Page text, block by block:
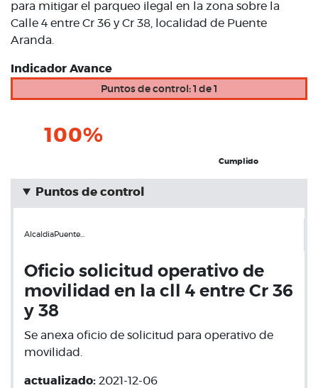
para mitigar el parqueo ilegal en la zona sobre la
Calle 4 entre Cr 36 y Cr 38, localidad de Puente
Aranda.
Indicador Avance
Puntos de control: 1 de 1
100%
Cumplido
Puntos de control
AlcaldiaPuente…
Oficio solicitud operativo de
movilidad en la cll 4 entre Cr 36
y 38
Se anexa oficio de solicitud para operativo de
movilidad.
actualizado: 2021-12-06